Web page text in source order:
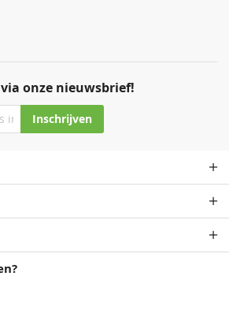
onze nieuwsbrief!
Inschrijven